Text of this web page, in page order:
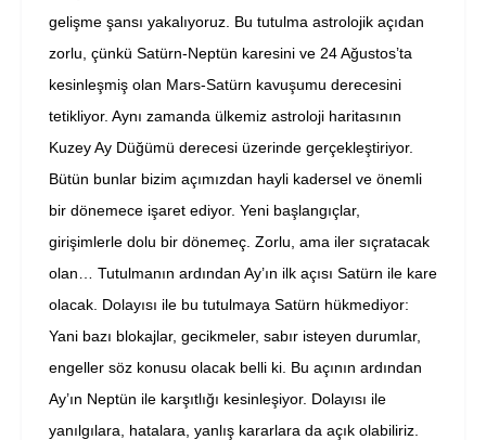
gelişme şansı yakalıyoruz. Bu tutulma astrolojik açıdan
zorlu, çünkü Satürn-Neptün karesini ve 24 Ağustos’ta
kesinleşmiş olan Mars-Satürn kavuşumu derecesini
tetikliyor. Aynı zamanda ülkemiz astroloji haritasının
Kuzey Ay Düğümü derecesi üzerinde gerçekleştiriyor.
Bütün bunlar bizim açımızdan hayli kadersel ve önemli
bir dönemece işaret ediyor. Yeni başlangıçlar,
girişimlerle dolu bir dönemeç. Zorlu, ama iler sıçratacak
olan… Tutulmanın ardından Ay’ın ilk açısı Satürn ile kare
olacak. Dolayısı ile bu tutulmaya Satürn hükmediyor:
Yani bazı blokajlar, gecikmeler, sabır isteyen durumlar,
engeller söz konusu olacak belli ki. Bu açının ardından
Ay’ın Neptün ile karşıtlığı kesinleşiyor. Dolayısı ile
yanılgılara, hatalara, yanlış kararlara da açık olabiliriz.